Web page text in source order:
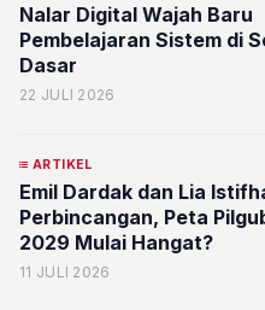
Nalar Digital Wajah Baru
Pembelajaran Sistem di
Dasar
22 JULI 2026
ARTIKEL
Emil Dardak dan Lia
Perbincangan, Peta
2029 Mulai Hangat?
11 JULI 2026